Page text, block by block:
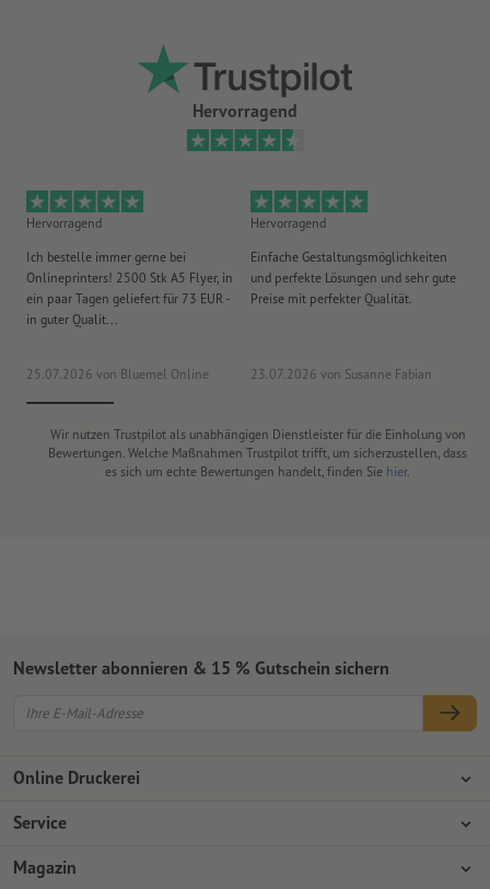
Hervorragend
Hervorragend
Ich bestelle immer gerne bei
Onlineprinters! 2500 Stk A5 Flyer, in
ein paar Tagen geliefert für 73 EUR -
in guter Qualit...
25.07.2026 von Bluemel Online
Hervorragend
Einfache Gestaltungsmöglichkeiten
und perfekte Lösungen und sehr gute
Preise mit perfekter Qualität.
23.07.2026 von Susanne Fabian
Wir nutzen Trustpilot als unabhängigen Dienstleister für die Einholung von
Bewertungen. Welche Maßnahmen Trustpilot trifft, um sicherzustellen, dass
es sich um echte Bewertungen handelt, finden Sie hier.
Online Druckerei
Über Onlineprinters
Presse
Service
Zahlungsarten
Magazin
Newsletter abonnieren & 15 % Gutschein sichern